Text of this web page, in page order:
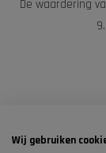
De waardering
Wij gebruiken